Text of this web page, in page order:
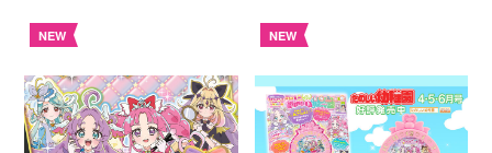
NEW NEW